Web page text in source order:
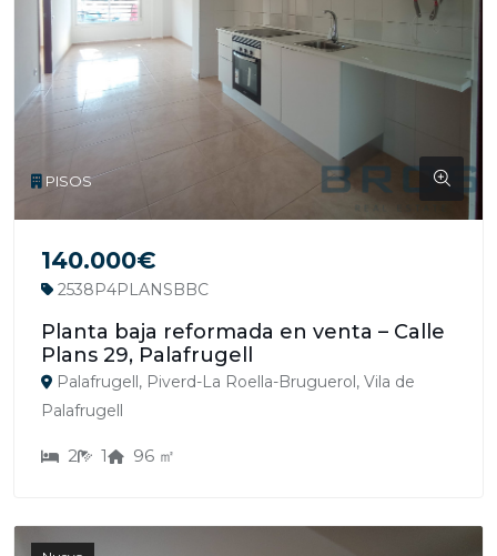
PISOS
140.000€
2538P4PLANSBBC
Planta baja reformada en venta – Calle
Plans 29, Palafrugell
Palafrugell, Piverd-La Roella-Bruguerol, Vila de
Palafrugell
2 1 96 ㎡